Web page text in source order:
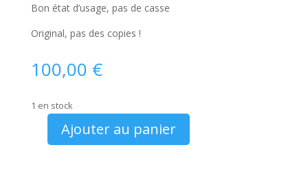
Bon état d’usage, pas de casse
Original, pas des copies !
100,00 €
1 en stock
quantitéAjouter au panier